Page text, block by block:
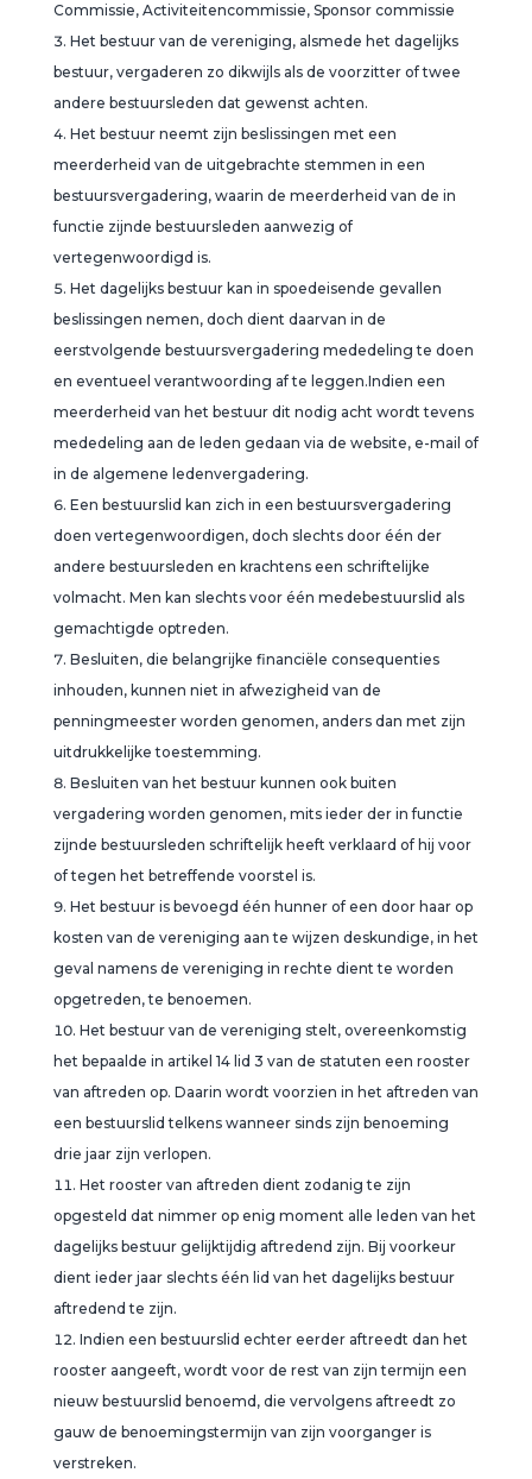
Commissie, Activiteitencommissie, Sponsor commissie
Het bestuur van de vereniging, alsmede het dagelijks
bestuur, vergaderen zo dikwijls als de voorzitter of twee
andere bestuursleden dat gewenst achten.
Het bestuur neemt zijn beslissingen met een
meerderheid van de uitgebrachte stemmen in een
bestuursvergadering, waarin de meerderheid van de in
functie zijnde bestuursleden aanwezig of
vertegenwoordigd is.
Het dagelijks bestuur kan in spoedeisende gevallen
beslissingen nemen, doch dient daarvan in de
eerstvolgende bestuursvergadering mededeling te doen
en eventueel verantwoording af te leggen.Indien een
meerderheid van het bestuur dit nodig acht wordt tevens
mededeling aan de leden gedaan via de website, e-mail of
in de algemene ledenvergadering.
Een bestuurslid kan zich in een bestuursvergadering
doen vertegenwoordigen, doch slechts door één der
andere bestuursleden en krachtens een schriftelijke
volmacht. Men kan slechts voor één medebestuurslid als
gemachtigde optreden.
Besluiten, die belangrijke financiële consequenties
inhouden, kunnen niet in afwezigheid van de
penningmeester worden genomen, anders dan met zijn
uitdrukkelijke toestemming.
Besluiten van het bestuur kunnen ook buiten
vergadering worden genomen, mits ieder der in functie
zijnde bestuursleden schriftelijk heeft verklaard of hij voor
of tegen het betreffende voorstel is.
Het bestuur is bevoegd één hunner of een door haar op
kosten van de vereniging aan te wijzen deskundige, in het
geval namens de vereniging in rechte dient te worden
opgetreden, te benoemen.
Het bestuur van de vereniging stelt, overeenkomstig
het bepaalde in artikel 14 lid 3 van de statuten een rooster
van aftreden op. Daarin wordt voorzien in het aftreden van
een bestuurslid telkens wanneer sinds zijn benoeming
drie jaar zijn verlopen.
Het rooster van aftreden dient zodanig te zijn
opgesteld dat nimmer op enig moment alle leden van het
dagelijks bestuur gelijktijdig aftredend zijn. Bij voorkeur
dient ieder jaar slechts één lid van het dagelijks bestuur
aftredend te zijn.
Indien een bestuurslid echter eerder aftreedt dan het
rooster aangeeft, wordt voor de rest van zijn termijn een
nieuw bestuurslid benoemd, die vervolgens aftreedt zo
gauw de benoemingstermijn van zijn voorganger is
verstreken.